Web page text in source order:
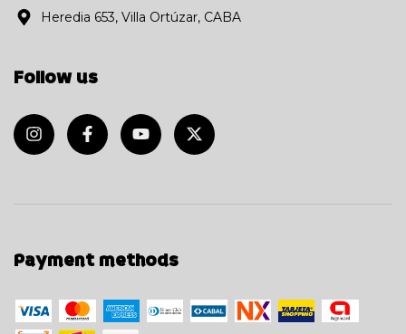
Heredia 653, Villa Ortúzar, CABA
Follow us
Payment methods